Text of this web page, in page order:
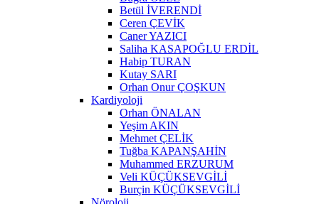
Betül İVERENDİ
Ceren ÇEVİK
Caner YAZICI
Saliha KASAPOĞLU ERDİL
Habip TURAN
Kutay SARI
Orhan Onur ÇOŞKUN
Kardiyoloji
Orhan ÖNALAN
Yeşim AKIN
Mehmet ÇELİK
Tuğba KAPANŞAHİN
Muhammed ERZURUM
Veli KÜÇÜKSEVGİLİ
Burçin KÜÇÜKSEVGİLİ